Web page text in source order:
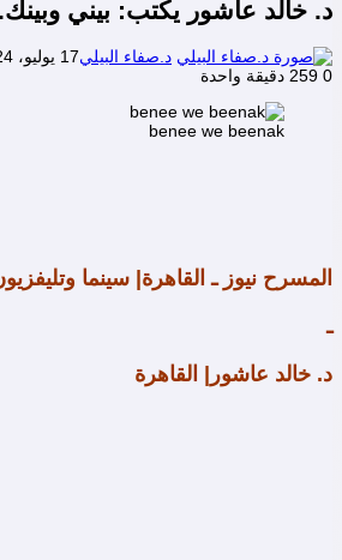
د. خالد عاشور يكتب: بيني
د.صفاء البيلي17 يوليو، 2024
0
دقيقة واحدة
benee we beenak
المسرح نيوز ـ القاهرة| سينما
ـ
د. خالد عاشور| القاهرة